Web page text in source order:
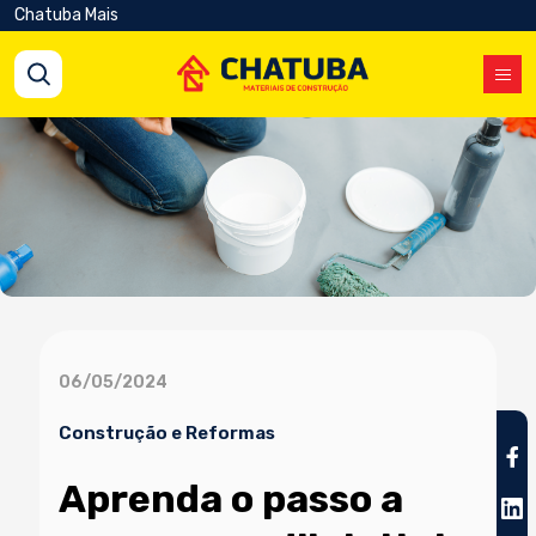
Chatuba Mais
06/05/2024
Construção e Reformas
Aprenda o passo a